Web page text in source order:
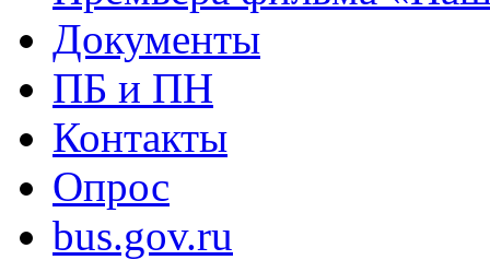
Документы
ПБ и ПН
Контакты
Опрос
bus.gov.ru